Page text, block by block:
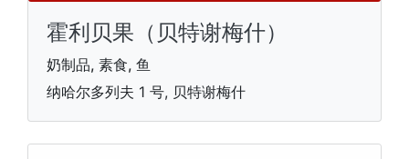
霍利贝果（贝特谢梅什）
奶制品, 素食, 鱼
纳哈尔多列夫 1 号, 贝特谢梅什